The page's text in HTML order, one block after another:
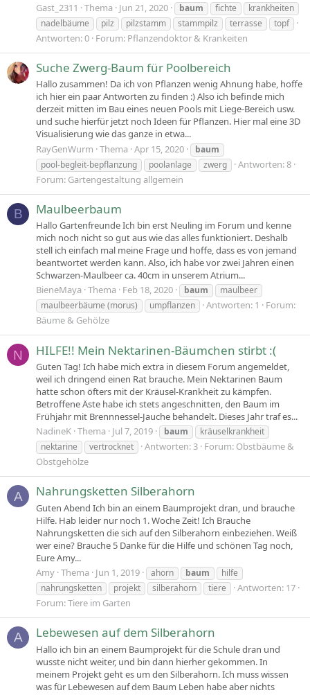
Gast_2311
Thema Jun 21, 2020 baum fichte
krankheiten
nadelbäume
pilz pilzstamm stammpilz terrasse topf
Antworten: 0 Forum: Pflanzendoktor & Krankeiten
Suche Zwerg-Baum für Poolbereich
Hallo zusammen! Da ich von Pflanzen wenig Ahnung habe, hoffe
ich hier ein paar Antworten zu finden :) Also ich befinde mich
derzeit mitten im Bau eines neuen Pools mit Liege-Bereich usw.
und suche hierfür jetzt noch Ideen für Pflanzen. Hier mal eine 3D
Visualisierung wie das ganze in etwa...
RayGenWurm Thema Apr 15, 2020
baum
pool-begleit-bepflanzung
poolanlage zwerg
Antworten: 8
Forum: Gartengestaltung allgemein
B Maulbeerbaum
Hallo Gartenfreunde Ich bin erst Neuling im Forum und kenne
mich noch nicht so gut aus wie das alles funktioniert. Deshalb
stell ich einfach mal meine Frage und hoffe, dass es von jemand
beantwortet werden kann. Also, ich habe vor zwei Jahren einen
Schwarzen-Maulbeer ca. 40cm in unserem Atrium...
BieneMaya Thema Feb 18, 2020 baum
maulbeer
maulbeerbäume (morus)
umpflanzen Antworten: 1
Forum:
Bäume & Gehölze
N HILFE!! Mein Nektarinen-Bäumchen stirbt :(
Guten Tag! Ich habe mich extra in diesem Forum angemeldet,
weil ich dringend einen Rat brauche. Mein Nektarinen Baum
hatte schon öfters mit der Kräusel-Krankheit zu kämpfen.
Betroffene Äste habe ich stets angeschnitten, den Baum im
Frühjahr mit Brennnessel-Jauche behandelt. Dieses Jahr traf es...
NadineK Thema Jul 7, 2019 baum
kräuselkrankheit
nektarine
vertrocknet Antworten: 3 Forum: Obstbäume &
Obstgehölze
A Nahrungsketten Silberahorn
Guten Abend Ich bin an einem Baumprojekt dran, und brauche
Hilfe. Hab leider nur noch 1. Woche Zeit! Ich Brauche
Nahrungsketten die sich auf den Silberahorn einbeziehen. Weiß
wer eine? Brauche 5 Danke für die Hilfe und schönen Tag noch,
Eure Amy...
Amy Thema Jun 1, 2019 ahorn baum
hilfe
nahrungsketten
projekt silberahorn tiere
Antworten: 17
Forum:Tiere im Garten
A Lebewesen auf dem Silberahorn
Hallo ich bin an einem Baumprojekt für die Schule dran und
wusste nicht weiter, und bin dann hierher gekommen. In
meinem Projekt geht es um den Silberahorn. Ich muss wissen
was für Lebewesen auf dem Baum Leben habe aber nichts